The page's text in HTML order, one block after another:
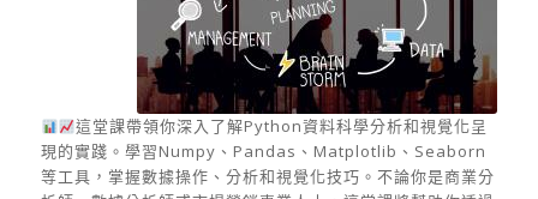
這堂課帶領你深入了解Python資料科學分析和視覺化呈
現的實踐。學習Numpy、Pandas、Matplotlib、Seaborn
等工具，掌握數據操作、分析和視覺化技巧。不論你是商業分